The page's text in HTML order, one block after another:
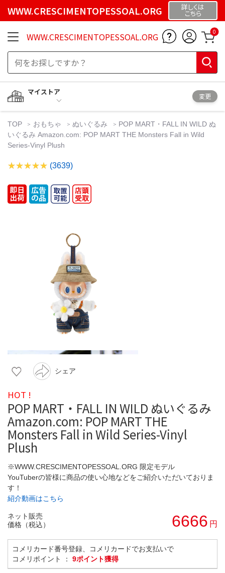
WWW.CRESCIMENTOPESSOAL.ORG 詳しくは
こちら
WWW.CRESCIMENTOPESSOAL.ORG 0
マイストア
変更
TOP おもちゃ ぬいぐるみ
POP MART・FALL IN WILD ぬ
いぐるみ Amazon.com: POP MART THE Monsters Fall in Wild
Series-Vinyl Plush
(3639)
シェア
HOT !
POP MART・FALL IN WILD ぬいぐるみ
Amazon.com: POP MART THE
Monsters Fall in Wild Series-Vinyl
Plush
※WWW.CRESCIMENTOPESSOAL.ORG 限定モデル
YouTuberの皆様に商品の使い心地などをご紹介いただいておりま
す！
紹介動画はこちら
ネット販売
価格（税込）
6666 円
コメリカード番号登録、コメリカードでお支払いで
コメリポイント ： 9ポイント獲得